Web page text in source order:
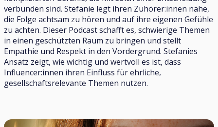
verbunden sind. Stefanie legt ihren Zuhörer:innen nahe,
die Folge achtsam zu hören und auf ihre eigenen Gefühle
zu achten. Dieser Podcast schafft es, schwierige Themen
in einen geschützten Raum zu bringen und stellt
Empathie und Respekt in den Vordergrund. Stefanies
Ansatz zeigt, wie wichtig und wertvoll es ist, dass
Influencer:innen ihren Einfluss für ehrliche,
gesellschaftsrelevante Themen nutzen.